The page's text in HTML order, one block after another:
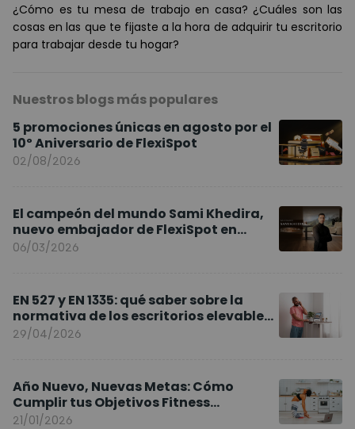
¿Cómo es tu mesa de trabajo en casa? ¿Cuáles son las
cosas en las que te fijaste a la hora de adquirir tu escritorio
para trabajar desde tu hogar?
Nuestros blogs más populares
5 promociones únicas en agosto por el
10º Aniversario de FlexiSpot
02/08/2026
El campeón del mundo Sami Khedira,
nuevo embajador de FlexiSpot en
Europa
06/03/2026
EN 527 y EN 1335: qué saber sobre la
normativa de los escritorios elevables
y sillas ergonómicas
29/04/2026
Año Nuevo, Nuevas Metas: Cómo
Cumplir tus Objetivos Fitness
Entrenando en Casa
21/01/2026